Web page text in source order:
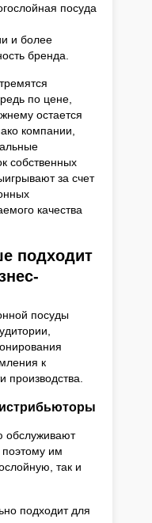
посуда
и более
бренда.
по цене,
остается
компании,
собственных
за счет
качества
подходит
посуды
к
производства.
обслуживают
поэтому им
так и
подходит для